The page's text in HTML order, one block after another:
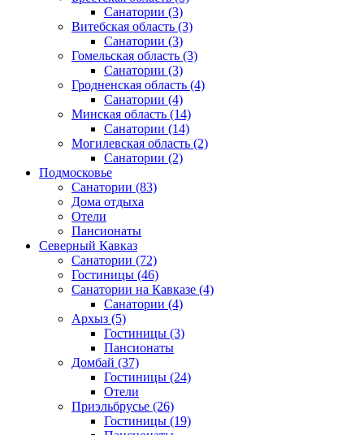
Санатории (3)
Витебская область (3)
Санатории (3)
Гомельская область (3)
Санатории (3)
Гродненская область (4)
Санатории (4)
Минская область (14)
Санатории (14)
Могилевская область (2)
Санатории (2)
Подмосковье
Санатории (83)
Дома отдыха
Отели
Пансионаты
Северный Кавказ
Санатории (72)
Гостиницы (46)
Санатории на Кавказе (4)
Санатории (4)
Архыз (5)
Гостиницы (3)
Пансионаты
Домбай (37)
Гостиницы (24)
Отели
Приэльбрусье (26)
Гостиницы (19)